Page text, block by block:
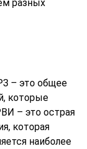
разных
– это общее
которые
– это острая
которая
наиболее